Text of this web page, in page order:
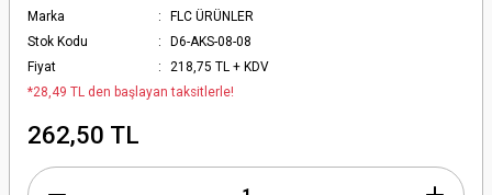
Marka
FLC ÜRÜNLER
Stok Kodu
D6-AKS-08-08
Fiyat
218,75 TL + KDV
*28,49 TL den başlayan taksitlerle!
262,50 TL